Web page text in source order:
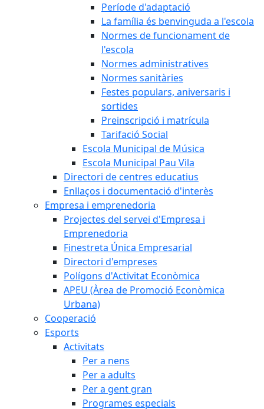
Període d'adaptació
La família és benvinguda a l'escola
Normes de funcionament de
l'escola
Normes administratives
Normes sanitàries
Festes populars, aniversaris i
sortides
Preinscripció i matrícula
Tarifació Social
Escola Municipal de Música
Escola Municipal Pau Vila
Directori de centres educatius
Enllaços i documentació d'interès
Empresa i emprenedoria
Projectes del servei d'Empresa i
Emprenedoria
Finestreta Única Empresarial
Directori d'empreses
Polígons d'Activitat Econòmica
APEU (Àrea de Promoció Econòmica
Urbana)
Cooperació
Esports
Activitats
Per a nens
Per a adults
Per a gent gran
Programes especials